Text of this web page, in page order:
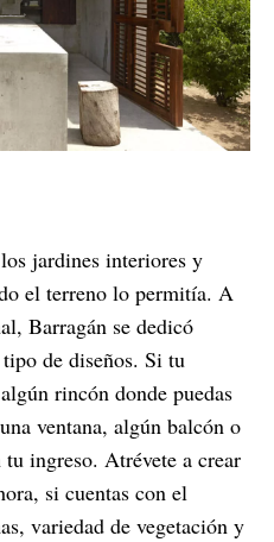
jardines interiores y
el terreno lo permitía. A
Barragán se dedicó
de diseños. Si tu
rincón donde puedas
ventana, algún balcón o
ingreso. Atrévete a crear
si cuentas con el
variedad de vegetación y